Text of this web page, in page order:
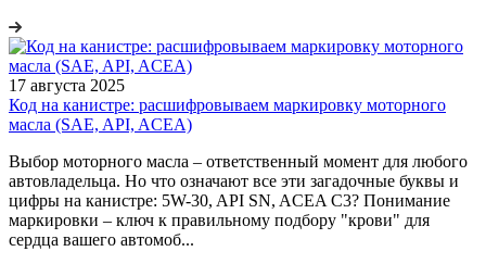
17 августа 2025
Код на канистре: расшифровываем маркировку моторного
масла (SAE, API, ACEA)
Выбор моторного масла – ответственный момент для любого
автовладельца. Но что означают все эти загадочные буквы и
цифры на канистре: 5W-30, API SN, ACEA C3? Понимание
маркировки – ключ к правильному подбору "крови" для
сердца вашего автомоб...